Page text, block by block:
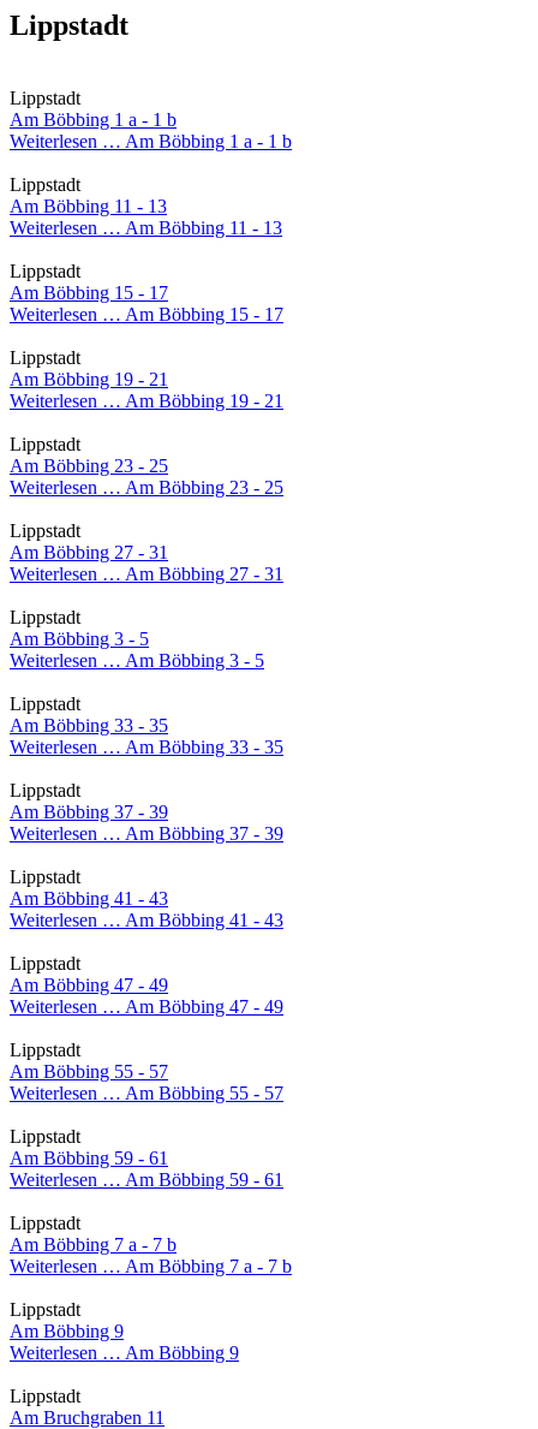
Lippstadt
Lippstadt
Am Böbbing 1 a - 1 b
Weiterlesen … Am Böbbing 1 a - 1 b
Lippstadt
Am Böbbing 11 - 13
Weiterlesen … Am Böbbing 11 - 13
Lippstadt
Am Böbbing 15 - 17
Weiterlesen … Am Böbbing 15 - 17
Lippstadt
Am Böbbing 19 - 21
Weiterlesen … Am Böbbing 19 - 21
Lippstadt
Am Böbbing 23 - 25
Weiterlesen … Am Böbbing 23 - 25
Lippstadt
Am Böbbing 27 - 31
Weiterlesen … Am Böbbing 27 - 31
Lippstadt
Am Böbbing 3 - 5
Weiterlesen … Am Böbbing 3 - 5
Lippstadt
Am Böbbing 33 - 35
Weiterlesen … Am Böbbing 33 - 35
Lippstadt
Am Böbbing 37 - 39
Weiterlesen … Am Böbbing 37 - 39
Lippstadt
Am Böbbing 41 - 43
Weiterlesen … Am Böbbing 41 - 43
Lippstadt
Am Böbbing 47 - 49
Weiterlesen … Am Böbbing 47 - 49
Lippstadt
Am Böbbing 55 - 57
Weiterlesen … Am Böbbing 55 - 57
Lippstadt
Am Böbbing 59 - 61
Weiterlesen … Am Böbbing 59 - 61
Lippstadt
Am Böbbing 7 a - 7 b
Weiterlesen … Am Böbbing 7 a - 7 b
Lippstadt
Am Böbbing 9
Weiterlesen … Am Böbbing 9
Lippstadt
Am Bruchgraben 11